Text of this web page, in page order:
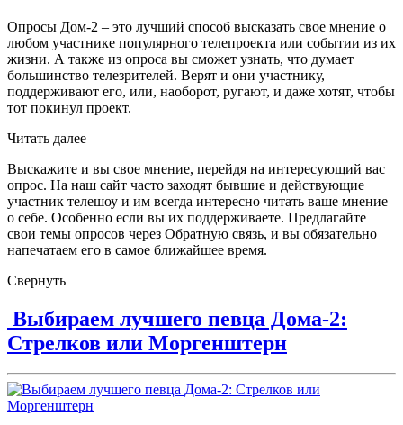
Опросы Дом-2 – это лучший способ высказать свое мнение о
любом участнике популярного телепроекта или событии из их
жизни. А также из опроса вы сможет узнать, что думает
большинство телезрителей. Верят и они участнику,
поддерживают его, или, наоборот, ругают, и даже хотят, чтобы
тот покинул проект.
Читать далее
Выскажите и вы свое мнение, перейдя на интересующий вас
опрос. На наш сайт часто заходят бывшие и действующие
участник телешоу и им всегда интересно читать ваше мнение
о себе. Особенно если вы их поддерживаете. Предлагайте
свои темы опросов через Обратную связь, и вы обязательно
напечатаем его в самое ближайшее время.
Свернуть
Выбираем лучшего певца Дома-2:
Стрелков или Моргенштерн